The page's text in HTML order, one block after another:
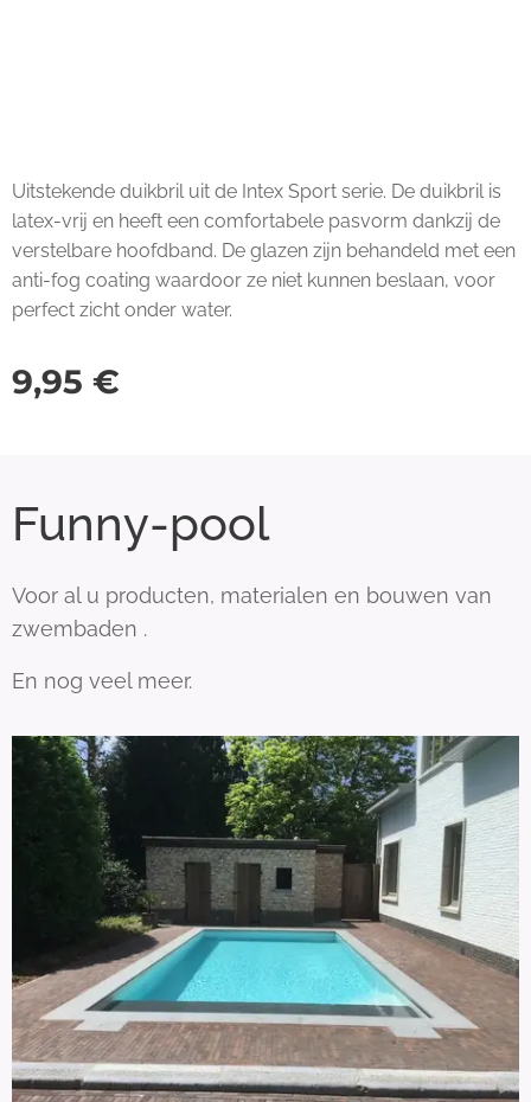
Uitstekende duikbril uit de Intex Sport serie. De duikbril is
latex-vrij en heeft een comfortabele pasvorm dankzij de
verstelbare hoofdband. De glazen zijn behandeld met een
anti-fog coating waardoor ze niet kunnen beslaan, voor
perfect zicht onder water.
9,95 €
Funny-pool
Voor al u producten, materialen en bouwen van
zwembaden .
En nog veel meer.